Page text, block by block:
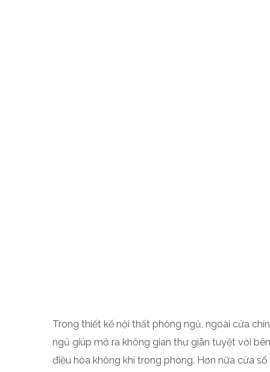
Trong thiết kế nội thất phòng ngủ, ngoài cửa
ngủ giúp mở ra không gian thư giãn tuyệt vời
điều hòa không khí trong phòng. Hơn nữa cửa